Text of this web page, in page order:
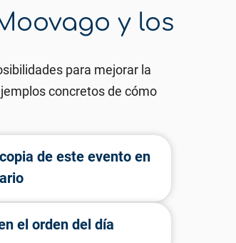
y los
para mejorar la
concretos de cómo
de este evento en
el orden del día